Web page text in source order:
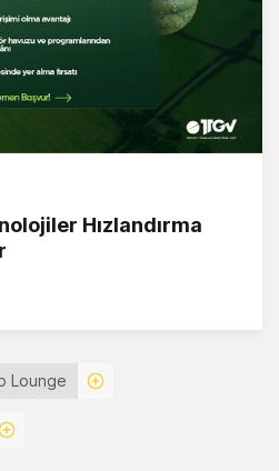
Hızlandırma
Lounge